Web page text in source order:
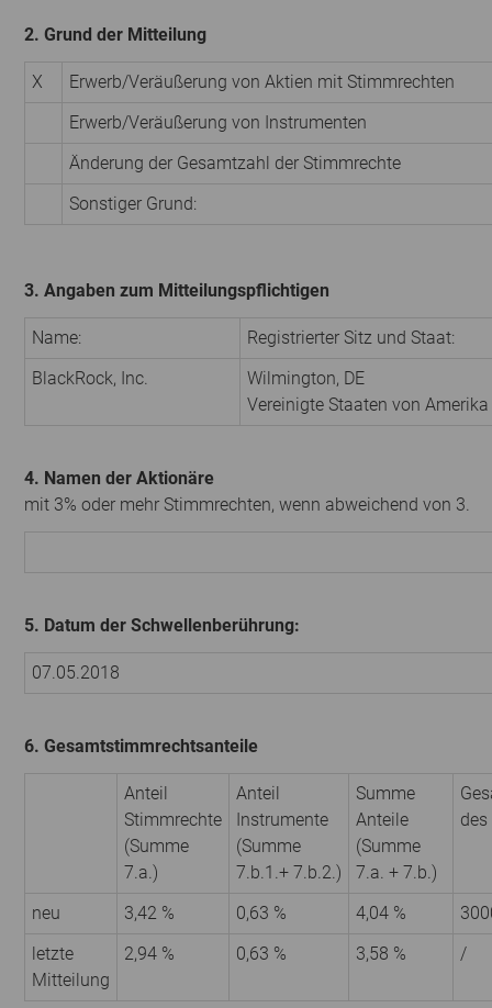
2. Grund der Mitteilung
X
Erwerb/Veräußerung von Aktien mit Stimmrechten
Erwerb/Veräußerung von Instrumenten
Änderung der Gesamtzahl der Stimmrechte
Sonstiger Grund:
3. Angaben zum Mitteilungspflichtigen
Name:
Registrierter Sitz und Staat:
BlackRock, Inc.
Wilmington, DE
Vereinigte Staaten von Amerika
4. Namen der Aktionäre
mit 3% oder mehr Stimmrechten, wenn abweichend von 3.
5. Datum der Schwellenberührung:
07.05.2018
6. Gesamtstimmrechtsanteile
Anteil
Stimmrechte
(Summe
7.a.)
Anteil
Instrumente
(Summe
7.b.1.+ 7.b.2.)
Summe
Anteile
(Summe
7.a. + 7.b.)
neu 3,42 % 0,63 % 4,04 %
letzte
Mitteilung
2,94 % 0,63 % 3,58 % /